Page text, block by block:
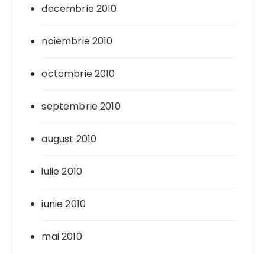
decembrie 2010
noiembrie 2010
octombrie 2010
septembrie 2010
august 2010
iulie 2010
iunie 2010
mai 2010